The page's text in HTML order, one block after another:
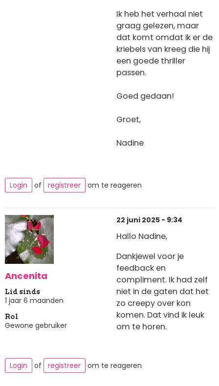
Ik heb het verhaal niet
graag gelezen, maar
dat komt omdat ik er de
kriebels van kreeg die hij
een goede thriller
passen.
Goed gedaan!
Groet,
Nadine
Login of registreer om te reageren
Ancenita
Lid sinds
1 jaar 6 maanden
Rol
Gewone gebruiker
22 juni 2025 - 9:34
Hallo Nadine,
Dankjewel voor je
feedback en
compliment. Ik had zelf
niet in de gaten dat het
zo creepy over kon
komen. Dat vind ik leuk
om te horen.
Login of registreer om te reageren